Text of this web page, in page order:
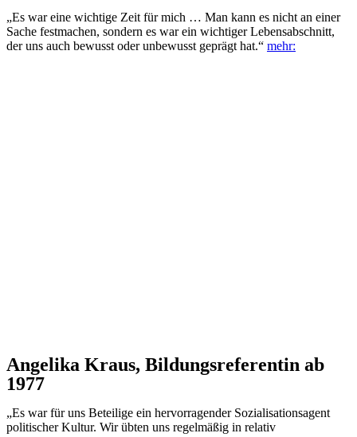
„Es war eine wichtige Zeit für mich … Man kann es nicht an einer
Sache festmachen, sondern es war ein wichtiger Lebensabschnitt,
der uns auch bewusst oder unbewusst geprägt hat.“ mehr:
Angelika Kraus, Bildungsreferentin ab
1977
„Es war für uns Beteilige ein hervorragender Sozialisationsagent
politischer Kultur. Wir übten uns regelmäßig in relativ